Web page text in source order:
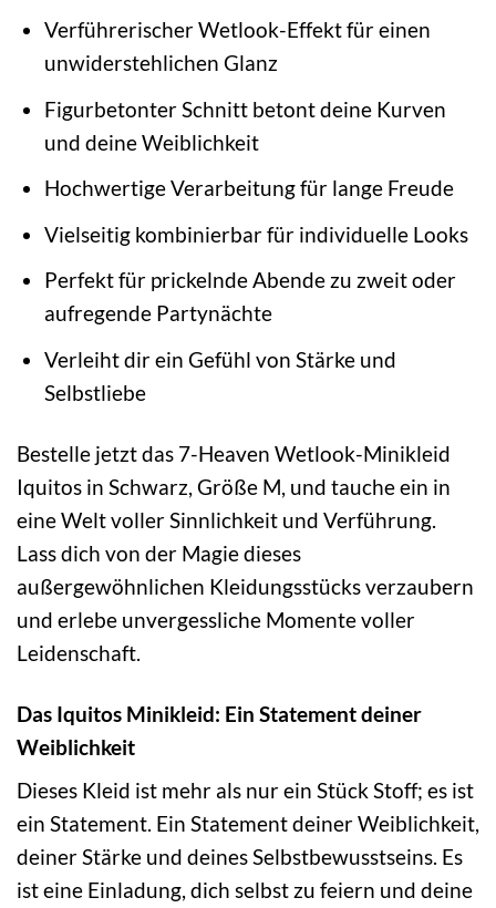
Verführerischer Wetlook-Effekt für einen
unwiderstehlichen Glanz
Figurbetonter Schnitt betont deine Kurven
und deine Weiblichkeit
Hochwertige Verarbeitung für lange Freude
Vielseitig kombinierbar für individuelle Looks
Perfekt für prickelnde Abende zu zweit oder
aufregende Partynächte
Verleiht dir ein Gefühl von Stärke und
Selbstliebe
Bestelle jetzt das 7-Heaven Wetlook-Minikleid
Iquitos in Schwarz, Größe M, und tauche ein in
eine Welt voller Sinnlichkeit und Verführung.
Lass dich von der Magie dieses
außergewöhnlichen Kleidungsstücks verzaubern
und erlebe unvergessliche Momente voller
Leidenschaft.
Das Iquitos Minikleid: Ein Statement deiner
Weiblichkeit
Dieses Kleid ist mehr als nur ein Stück Stoff; es ist
ein Statement. Ein Statement deiner Weiblichkeit,
deiner Stärke und deines Selbstbewusstseins. Es
ist eine Einladung, dich selbst zu feiern und deine